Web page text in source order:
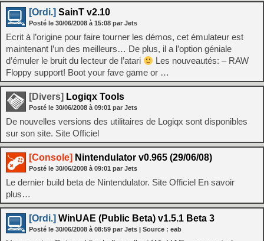
[Ordi.] SainT v2.10
Posté le 30/06/2008 à 15:08 par Jets
Ecrit à l’origine pour faire tourner les démos, cet émulateur est
maintenant l’un des meilleurs… De plus, il a l’option géniale
d’émuler le bruit du lecteur de l’atari
Les nouveautés: – RAW
Floppy support! Boot your fave game or …
[Divers] Logiqx Tools
Posté le 30/06/2008 à 09:01 par Jets
De nouvelles versions des utilitaires de Logiqx sont disponibles
sur son site. Site Officiel
[Console] Nintendulator v0.965 (29/06/08)
Posté le 30/06/2008 à 09:01 par Jets
Le dernier build beta de Nintendulator. Site Officiel En savoir
plus…
[Ordi.] WinUAE (Public Beta) v1.5.1 Beta 3
Posté le 30/06/2008 à 08:59 par Jets | Source : eab